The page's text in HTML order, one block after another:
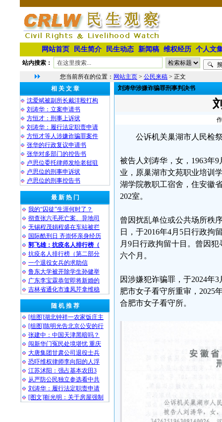
网站首页 民生简介 民生动态 新闻稿 维权经历 个人文
站内搜索：
您当前所在的位置： 网站主页 > 公民来稿 > 正文
相 关 文 章
沈爱斌被副所长戴沣殴打构
刘涛华：立案申请书
方恒才：刑事上诉状
刘涛华：履行法定职责申请
方恒才等人涉嫌诈骗罪案件
张华的行政复议申请书
张华对多部门的控告书
卢思位委托律师发给老挝驻
卢思位的刑事申诉状
卢思位的刑事控告书
最 新 热 门
我的“囚徒”生涯何时了？
彻查张六毛死亡案、异地司
无锡程茂娟程盛在车站被拦
国际酷刑日 齐崇怀亲身经历
郭飞雄：抗疫名人排行榜（
抗疫名人排行榜（第二部分
一个退役女兵的求助信
鲁东大学被开除学生孙健举
广东李宝霖恭贺即将新婚的
吉林省通化市逢凤芹拿维稳
随 机 推 荐
[组图]湖北钟祥一农家饭庄主
[组图]陈明光告北京公安的行
张建中：中国天津黑暗吗？
闯新华门冤民处境堪忧 重庆
大唐集团甘肃公司退役士兵
恐吓维权律师李向阳的人浮
江苏沭阳：强占基本农田3
从严防公民独立参选看中共
刘涛华：履行法定职责申请
[图文]靳光明：关于房屋强制
刘涛华涉嫌诈骗罪刑事判决书
公诉机关巢湖市人⺠检
被告人刘涛华，女，1963年9
业，原巢湖市文苑职业培训
湖学院教职工宿舍，住安徽
202室。
曾因扰乱单位或公共场所秩
日，于2016年4月5日行政拘
月9日行政拘留十目。曾因
六个月。
因涉嫌犯诈骗罪，于2024年
肥市女子看守所重审，2025
合肥市女子看守所。